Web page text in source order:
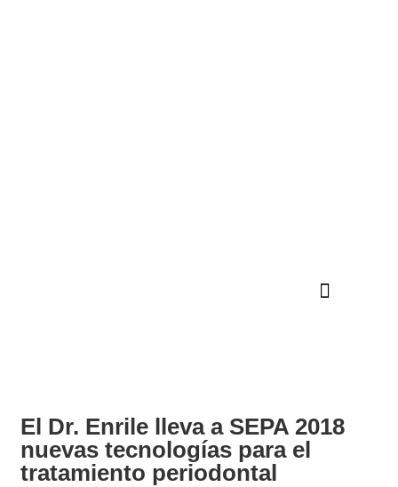
El Dr. Enrile lleva a SEPA 2018
nuevas tecnologías para el
tratamiento periodontal